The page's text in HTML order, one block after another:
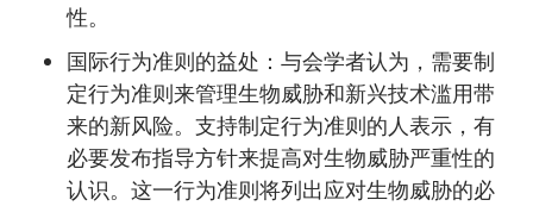
性。
国际行为准则的益处：与会学者认为，需要制
定行为准则来管理生物威胁和新兴技术滥用带
来的新风险。支持制定行为准则的人表示，有
必要发布指导方针来提高对生物威胁严重性的
认识。这一行为准则将列出应对生物威胁的必